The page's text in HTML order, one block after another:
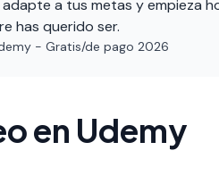
a tus metas y empieza
has querido ser.
- Gratis/de pago 2026
en Udemy